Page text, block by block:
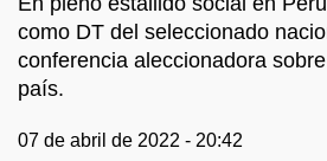
como DT del seleccionado
conferencia aleccionadora
país.
07 de abril de 2022 - 20:42